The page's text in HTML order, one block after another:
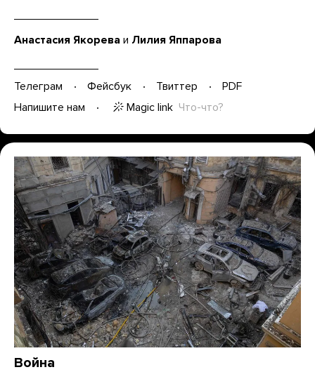
Анастасия Якорева и Лилия Яппарова
Телеграм Фейсбук Твиттер
PDF
Напишите нам
Magic link Что-что?
Война